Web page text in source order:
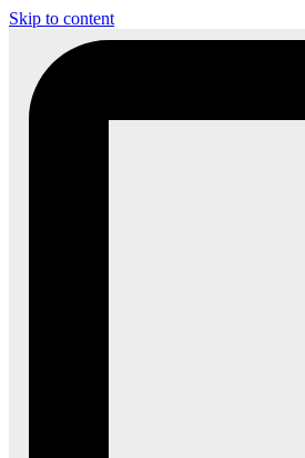
Skip to content